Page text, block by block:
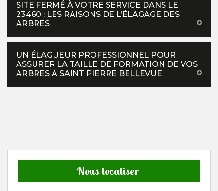
SITE FERMÉ À VOTRE SERVICE DANS LE
23460 : LES RAISONS DE L’ÉLAGAGE DES
ARBRES
UN ÉLAGUEUR PROFESSIONNEL POUR
ASSURER LA TAILLE DE FORMATION DE VOS
ARBRES À SAINT PIERRE BELLEVUE
Nous localiser